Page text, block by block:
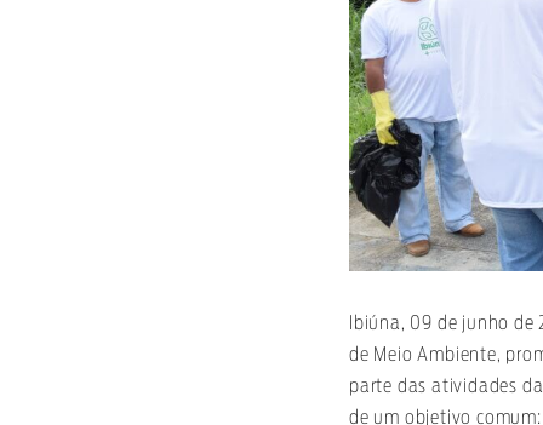
Ibiúna, 09 de junho
de Meio Ambiente,
parte das atividades
de um objetivo